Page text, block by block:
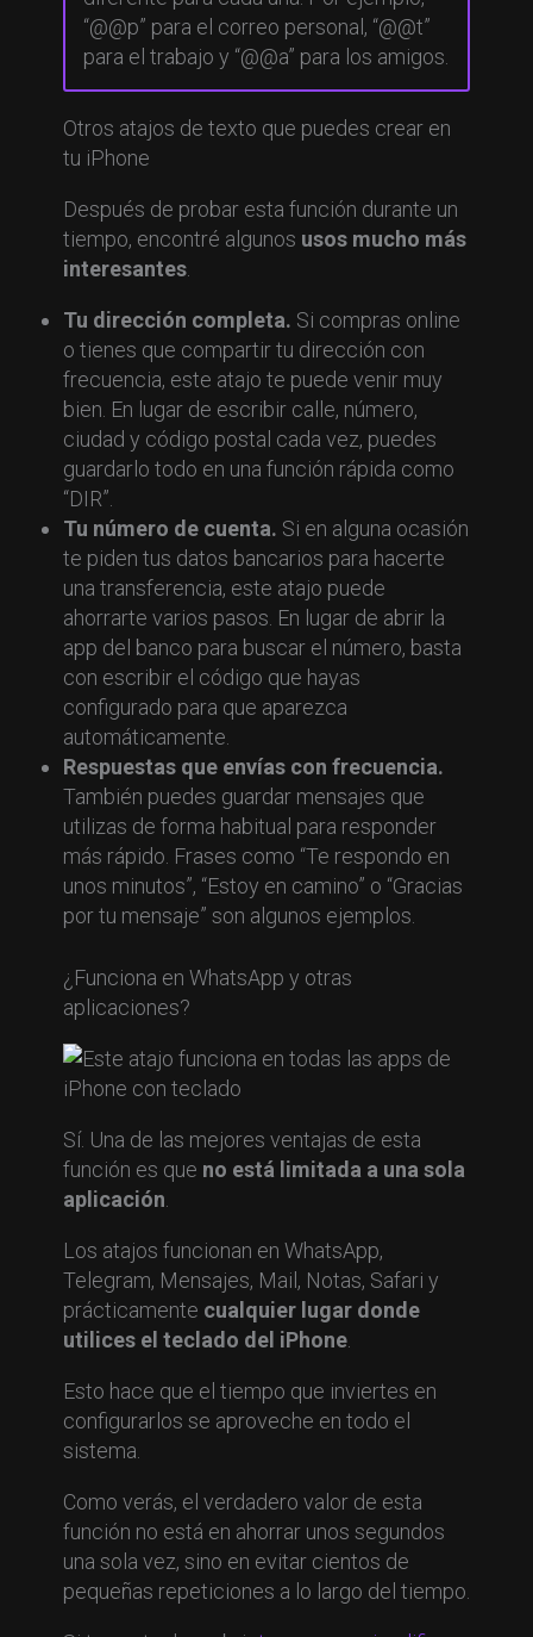
“@@p” para el correo personal, “@@t”
para el trabajo y “@@a” para los amigos.
Otros atajos de texto que puedes crear en
tu iPhone
Después de probar esta función durante un
tiempo, encontré algunos usos mucho más
interesantes.
Tu dirección completa. Si compras online
o tienes que compartir tu dirección con
frecuencia, este atajo te puede venir muy
bien. En lugar de escribir calle, número,
ciudad y código postal cada vez, puedes
guardarlo todo en una función rápida como
“DIR”.
Tu número de cuenta. Si en alguna ocasión
te piden tus datos bancarios para hacerte
una transferencia, este atajo puede
ahorrarte varios pasos. En lugar de abrir la
app del banco para buscar el número, basta
con escribir el código que hayas
configurado para que aparezca
automáticamente.
Respuestas que envías con frecuencia.
También puedes guardar mensajes que
utilizas de forma habitual para responder
más rápido. Frases como “Te respondo en
unos minutos”, “Estoy en camino” o “Gracias
por tu mensaje” son algunos ejemplos.
¿Funciona en WhatsApp y otras
aplicaciones?
Sí. Una de las mejores ventajas de esta
función es que no está limitada a una sola
aplicación
Los atajos funcionan en WhatsApp,
Telegram, Mensajes, Mail, Notas, Safari y
prácticamente cualquier lugar donde
utilices el teclado del iPhone.
Esto hace que el tiempo que inviertes en
configurarlos se aproveche en todo el
sistema.
Como verás, el verdadero valor de esta
función no está en ahorrar unos segundos
una sola vez, sino en evitar cientos de
pequeñas repeticiones a lo largo del tiempo.